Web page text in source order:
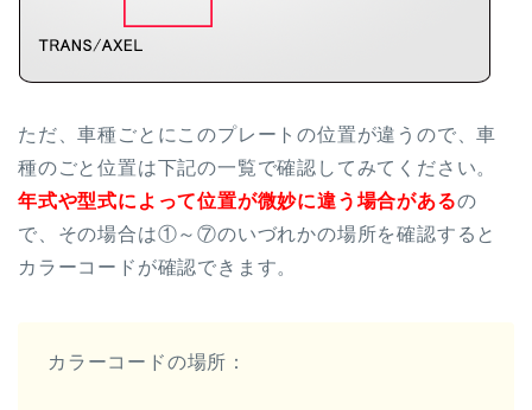
ただ、車種ごとにこのプレートの位置が違うので、車
種のごと位置は下記の一覧で確認してみてください。
年式や型式によって位置が微妙に違う場合があるの
で、その場合は①～⑦のいづれかの場所を確認すると
カラーコードが確認できます。
カラーコードの場所：